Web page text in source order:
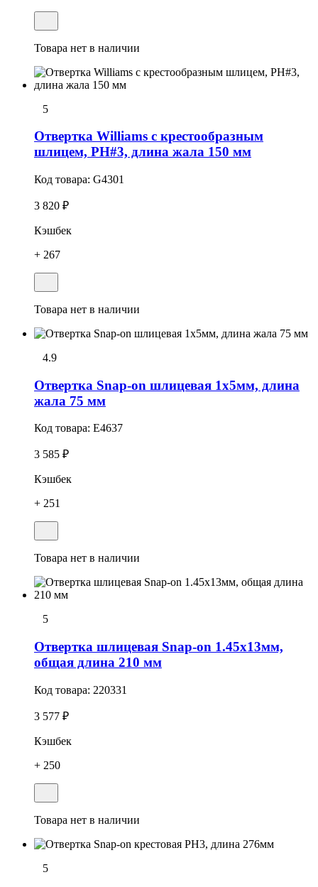
Товара нет в наличии
5
Отвертка Williams с крестообразным
шлицем, PH#3, длина жала 150 мм
Код товара: G4301
3 820 ₽
Кэшбек
+ 267
Товара нет в наличии
4.9
Отвеpтка Snap-on шлицевая 1x5мм, длина
жала 75 мм
Код товара: E4637
3 585 ₽
Кэшбек
+ 251
Товара нет в наличии
5
Отвертка шлицевая Snap-on 1.45х13мм,
общая длина 210 мм
Код товара: 220331
3 577 ₽
Кэшбек
+ 250
Товара нет в наличии
5